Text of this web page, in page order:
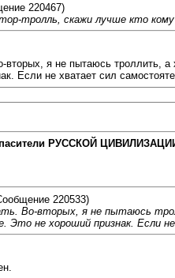
220467)
тролль, скажи лучше кто кому
вторых, я не пытаюсь троллить,
Если не хватает сил
РУССКОЙ
220533)
Во-вторых, я не пытаюсь
Это не хороший признак.